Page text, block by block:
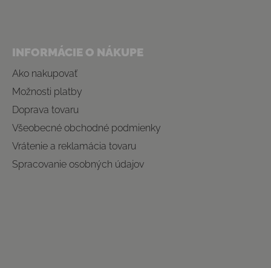
INFORMÁCIE O NÁKUPE
Ako nakupovať
Možnosti platby
Doprava tovaru
Všeobecné obchodné podmienky
Vrátenie a reklamácia tovaru
Spracovanie osobných údajov